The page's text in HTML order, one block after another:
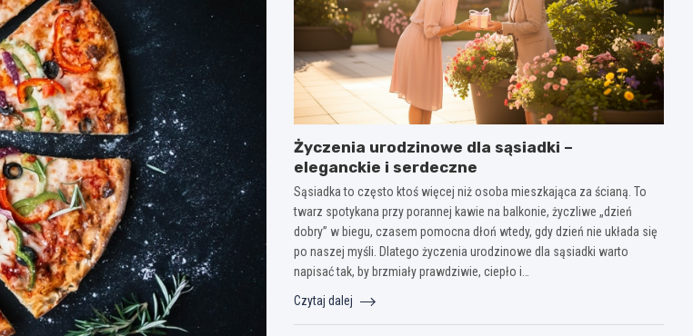
Życzenia urodzinowe dla sąsiadki –
eleganckie i serdeczne
Sąsiadka to często ktoś więcej niż osoba mieszkająca za ścianą. To
twarz spotykana przy porannej kawie na balkonie, życzliwe „dzień
dobry” w biegu, czasem pomocna dłoń wtedy, gdy dzień nie układa się
po naszej myśli. Dlatego życzenia urodzinowe dla sąsiadki warto
napisać tak, by brzmiały prawdziwie, ciepło i…
Czytaj dalej